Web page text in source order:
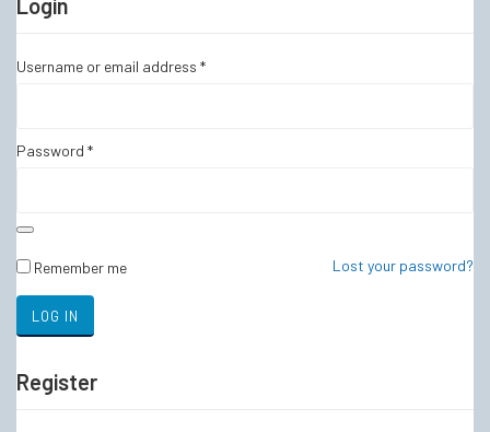
Login
Username or email address *
Password *
Remember me Lost your password?
LOG IN
Register